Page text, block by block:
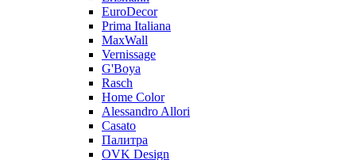
EuroDecor
Prima Italiana
MaxWall
Vernissage
G'Boya
Rasch
Home Color
Alessandro Allori
Casato
Палитра
OVK Design